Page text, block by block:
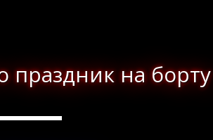
праздник на борту